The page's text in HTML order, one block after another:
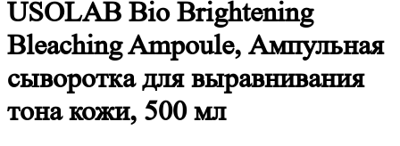
USOLAB Bio Brightening
Bleaching Ampoule, Ампульная
сыворотка для выравнивания
тона кожи, 500 мл